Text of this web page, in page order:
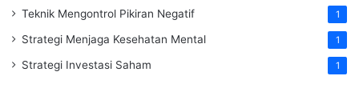
Teknik Mengontrol Pikiran Negatif 1
Strategi Menjaga Kesehatan Mental 1
Strategi Investasi Saham 1